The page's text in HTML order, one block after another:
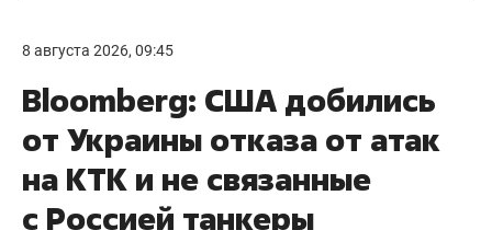
8 августа 2026, 09:45
Bloomberg: США добились
от Украины отказа от атак
на КТК и не связанные
с Россией танкеры